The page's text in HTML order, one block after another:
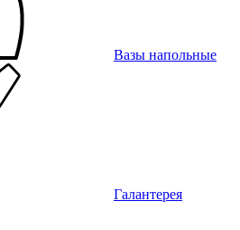
Вазы напольные
Галантерея